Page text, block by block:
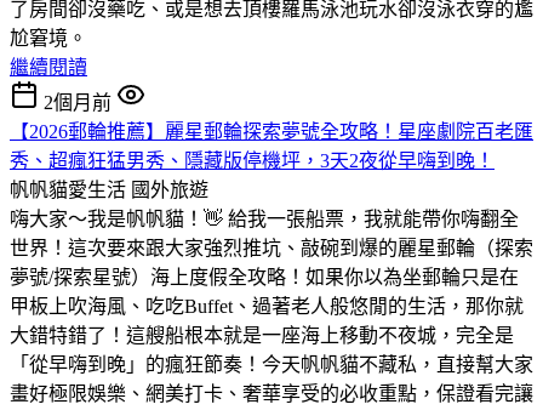
了房間卻沒藥吃、或是想去頂樓羅馬泳池玩水卻沒泳衣穿的尷
尬窘境。
繼續閱讀
2個月前
【2026郵輪推薦】麗星郵輪探索夢號全攻略！星座劇院百老匯
秀、超瘋狂猛男秀、隱藏版停機坪，3天2夜從早嗨到晚！
帆帆貓愛生活 國外旅遊
嗨大家～我是帆帆貓！👋 給我一張船票，我就能帶你嗨翻全
世界！這次要來跟大家強烈推坑、敲碗到爆的麗星郵輪（探索
夢號/探索星號）海上度假全攻略！如果你以為坐郵輪只是在
甲板上吹海風、吃吃Buffet、過著老人般悠閒的生活，那你就
大錯特錯了！這艘船根本就是一座海上移動不夜城，完全是
「從早嗨到晚」的瘋狂節奏！今天帆帆貓不藏私，直接幫大家
畫好極限娛樂、網美打卡、奢華享受的必收重點，保證看完讓